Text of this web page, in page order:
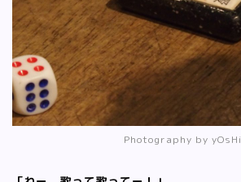
Photography by yOsHi